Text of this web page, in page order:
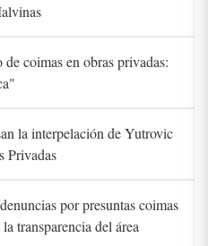
coimas en obras privadas:
la interpelación de Yutrovic
Privadas
por presuntas coimas
transparencia del área